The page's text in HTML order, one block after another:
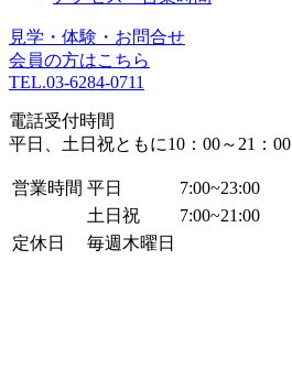
見学・体験・お問合せ
会員の方はこちら
TEL.03-6284-0711
電話受付時間
平日、土日祝ともに10：00～21：00
営業時間 平日
7:00~23:00
土日祝
7:00~21:00
定休日
毎週木曜日